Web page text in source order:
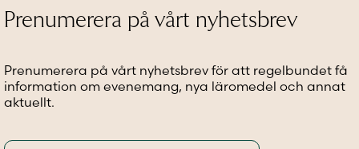
Prenumerera på vårt nyhetsbrev
Prenumerera på vårt nyhetsbrev för att regelbundet få
information om evenemang, nya läromedel och annat
aktuellt.